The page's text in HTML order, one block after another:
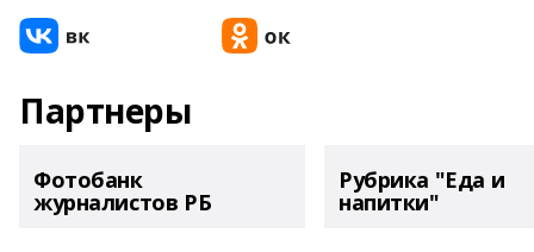
Партнеры
Фотобанк
журналистов РБ
Рубрика "Еда и
напитки"